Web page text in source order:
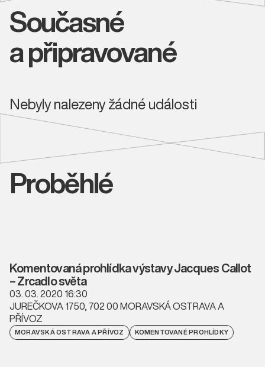
Současné
a připravované
Nebyly nalezeny žádné události
Proběhlé
Komentovaná prohlídka výstavy Jacques Callot
– Zrcadlo světa
03. 03. 2020 16:30
JUREČKOVA 1750, 702 00 MORAVSKÁ OSTRAVA A
PŘÍVOZ
MORAVSKÁ OSTRAVA A PŘÍVOZ KOMENTOVANÉ PROHLÍDKY